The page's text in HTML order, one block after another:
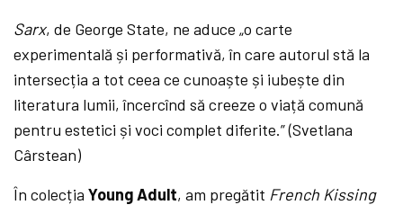
Sarx, de George State, ne aduce „o carte
experimentală și performativă, în care autorul stă la
intersecția a tot ceea ce cunoaște și iubește din
literatura lumii, încercînd să creeze o viață comună
pentru estetici și voci complet diferite.” (Svetlana
Cârstean)
În colecțiaYoung Adult, am pregătit French Kissing